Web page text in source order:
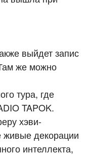
выйдет запис
же можно
тура, где
TAPOK.
хэви-
декорации
интеллекта,